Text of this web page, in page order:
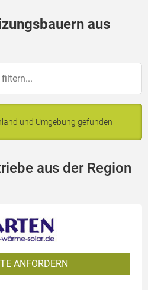
aus
und Umgebung gefunden
aus der Region
ANFORDERN